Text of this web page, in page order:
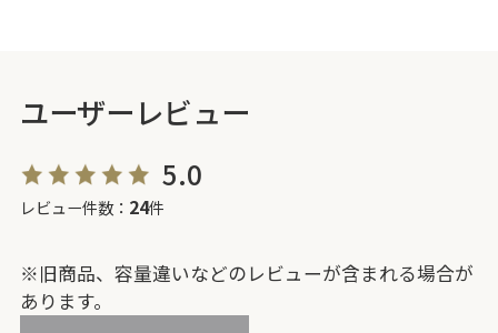
ユーザーレビュー
5.0
レビュー件数： 24件
※旧商品、容量違いなどのレビューが含まれる場合が
あります。